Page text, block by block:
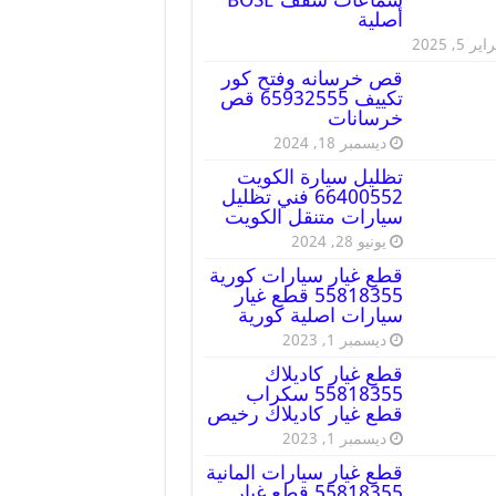
أصلية
5, 2025
قص خرسانه وفتح كور
تكييف 65932555 قص
خرسانات
ديسمبر 18, 2024
تظليل سيارة الكويت
66400552 فني تظليل
سيارات متنقل الكويت
يونيو 28, 2024
قطع غيار سيارات كورية
55818355 قطع غيار
سيارات اصلية كورية
ديسمبر 1, 2023
قطع غيار كاديلاك
55818355 سكراب
قطع غيار كاديلاك رخيص
ديسمبر 1, 2023
قطع غيار سيارات المانية